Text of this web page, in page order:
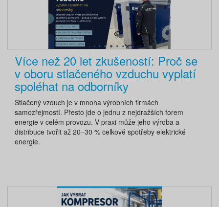
Více než 20 let zkušeností: Proč se
v oboru stlačeného vzduchu vyplatí
spoléhat na odborníky
Stlačený vzduch je v mnoha výrobních firmách
samozřejmostí. Přesto jde o jednu z nejdražších forem
energie v celém provozu. V praxi může jeho výroba a
distribuce tvořit až 20–30 % celkové spotřeby elektrické
energie.